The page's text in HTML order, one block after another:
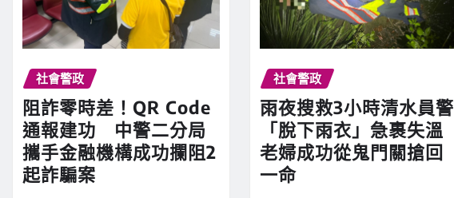
社會警政
阻詐零時差！QR Code
通報建功 中警二分局
攜手金融機構成功攔阻2
起詐騙案
社會警政
雨夜搜救3小時清水員警
「脫下雨衣」急裹失溫
老婦成功從鬼門關搶回
一命